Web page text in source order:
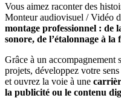
Vous aimez raconter des
Monteur audiovisuel / Vidéo
montage professionnel : de
sonore, de l’étalonnage à la
Grâce à un accompagnement
projets, développez votre
et ouvrez la voie à une
la publicité ou le contenu